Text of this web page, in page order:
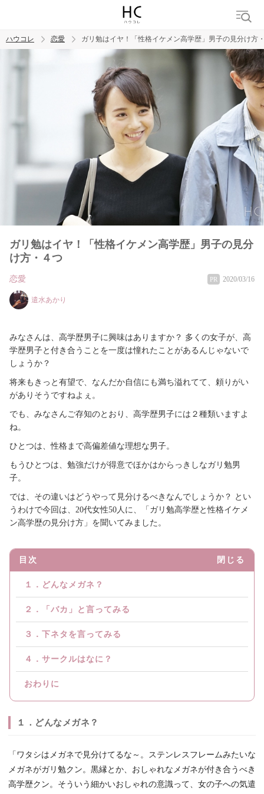
恋愛
ハウコレ 恋愛 ガリ勉はイヤ！「性格イケメン高学歴」男子の見分け方
ガリ勉はイヤ！「性格イケメン高学歴」男子の見分
け方・４つ
恋愛 PR 2020/03/16
遣水あかり
みなさんは、高学歴男子に興味はありますか？ 多くの女子が、高
学歴男子と付き合うことを一度は憧れたことがあるんじゃないで
しょうか？
将来もきっと有望で、なんだか自信にも満ち溢れてて、頼りがい
がありそうですねよぇ。
でも、みなさんご存知のとおり、高学歴男子には２種類いますよ
ね。
ひとつは、性格まで高偏差値な理想な男子。
もうひとつは、勉強だけが得意でほかはからっきしなガリ勉男
子。
では、その違いはどうやって見分けるべきなんでしょうか？ とい
うわけで今回は、20代女性50人に、「ガリ勉高学歴と性格イケメ
ン高学歴の見分け方」を聞いてみました。
目次 閉じる
１．どんなメガネ？
２．「バカ」と言ってみる
３．下ネタを言ってみる
４．サークルはなに？
おわりに
１．どんなメガネ？
「ワタシはメガネで見分けてるな～。ステンレスフレームみたいな
メガネがガリ勉クン。黒縁とか、おしゃれなメガネが付き合うべき
高学歴クン。そういう細かいおしゃれの意識って、女の子への気遣